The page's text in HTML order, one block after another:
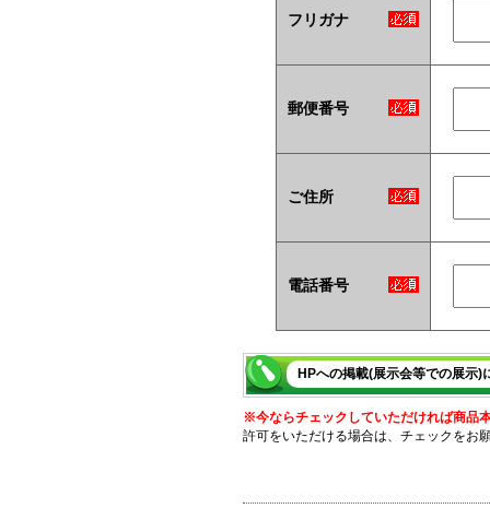
フリガナ
郵便番号
ご住所
電話番号
HPへの掲載(展示会等での展示)
※今ならチェックしていただければ商品
許可をいただける場合は、チェックをお